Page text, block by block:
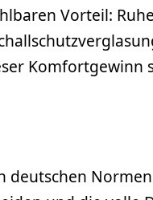
Vorteil:
Komfortgewinn
deutschen